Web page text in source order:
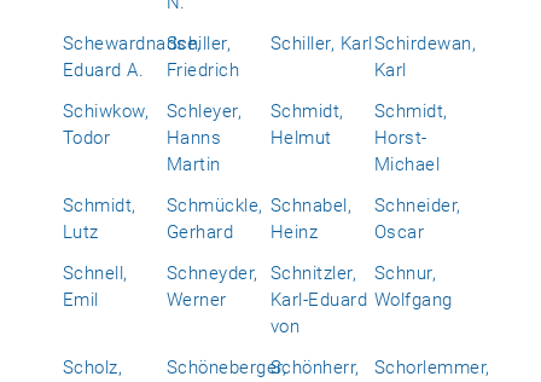
Schewardnadse,
Eduard A.
Schiller,
Friedrich
Schiller, KarlSchirdewan,
Karl
Schiwkow,
Todor
Schleyer,
Hanns
Martin
Schmidt,
Helmut
Schmidt,
Horst-
Michael
Schmidt,
Lutz
Schmückle,
Gerhard
Schnabel,
Heinz
Schneider,
Oscar
Schnell,
Emil
Schneyder,
Werner
Schnitzler,
Karl-Eduard
von
Schnur,
Wolfgang
Scholz,
Schöneberger,Schönherr,
Schorlemmer,